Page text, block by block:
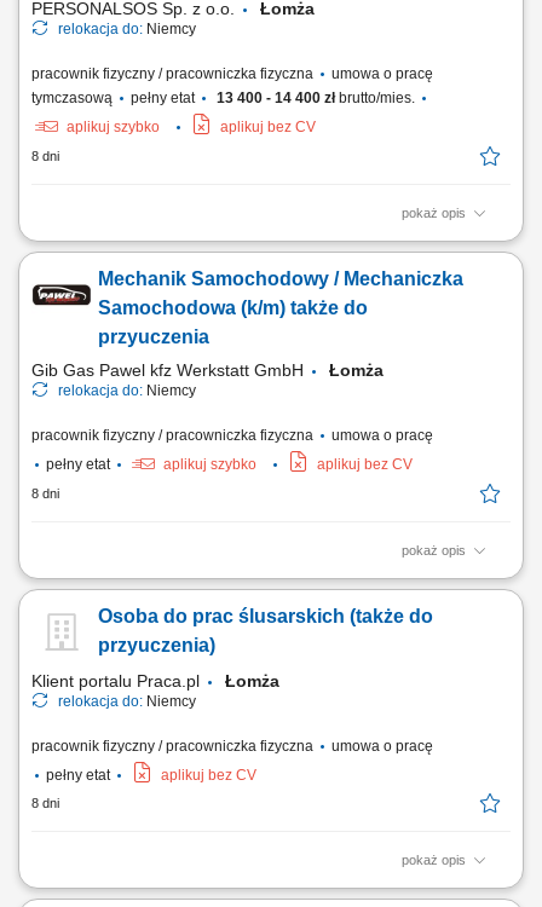
PERSONALSOS Sp. z o.o. Łomża
relokacja do: Niemcy
pracownik fizyczny / pracowniczka fizyczna
umowa o pracę
tymczasową
pełny etat 13 400 - 14 400 złbrutto/mies.
aplikuj szybko
aplikuj bez CV
8 dni
pokaż opis
Opis stanowiska: Sterowanie pracą nowoczesnych maszyn w procesie
Wykonywanie nastaw technologicznych, czuwanie nad płynnością cyklu
produkcyjnego i reakcja na drobne przestojowe odchylenia.
Wykonywanie audytów jakościowych na...
Mechanik Samochodowy / Mechaniczka
Samochodowa (k/m) także do
przyuczenia
Gib Gas Pawel kfz Werkstatt GmbH Łomża
relokacja do: Niemcy
pracownik fizyczny / pracowniczka fizyczna
umowa o pracę
pełny etat
aplikuj szybko aplikuj bez CV
8 dni
pokaż opis
Opis stanowiska: Realizowanie napraw mechanicznych z zakresu
wymiana zużytych podzespołów zawieszenia oraz układu przeniesienia
napędu. Przeprowadzanie testów komputerowych i mechanicznych w
Osoba do prac ślusarskich (także do
przyuczenia)
Klient portalu Praca.pl Łomża
relokacja do: Niemcy
pracownik fizyczny / pracowniczka fizyczna
umowa o pracę
pełny etat
aplikuj bez CV
8 dni
pokaż opis
Montaż i wykańczanie wyposażenia kontenerów na ciągniki siodłowe.